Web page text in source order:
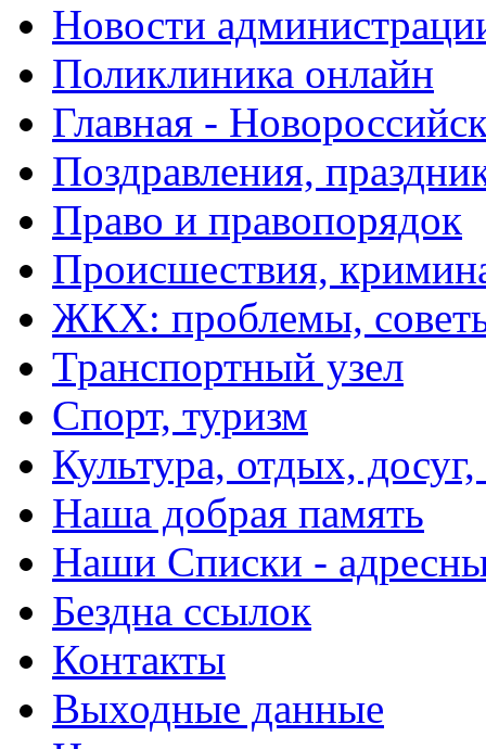
Новости
Поликлиника онлайн
Главная -
Поздравления,
Право и правопорядок
Происшествия,
ЖКХ: проблемы,
Транспортный узел
Спорт, туризм
Культура, отдых,
Наша добрая память
Наши Списки -
Бездна ссылок
Контакты
Выходные данные